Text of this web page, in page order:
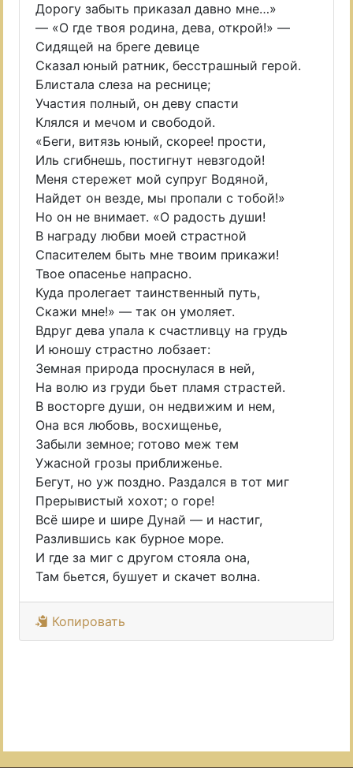
Дорогу забыть приказал давно мне…»
— «О где твоя родина, дева, открой!» —
Сидящей на бреге девице
Сказал юный ратник, бесстрашный герой.
Блистала слеза на реснице;
Участия полный, он деву спасти
Клялся и мечом и свободой.
«Беги, витязь юный, скорее! прости,
Иль сгибнешь, постигнут невзгодой!
Меня стережет мой супруг Водяной,
Найдет он везде, мы пропали с тобой!»
Но он не внимает. «О радость души!
В награду любви моей страстной
Спасителем быть мне твоим прикажи!
Твое опасенье напрасно.
Куда пролегает таинственный путь,
Скажи мне!» — так он умоляет.
Вдруг дева упала к счастливцу на грудь
И юношу страстно лобзает:
Земная природа проснулася в ней,
На волю из груди бьет пламя страстей.
В восторге души, он недвижим и нем,
Она вся любовь, восхищенье,
Забыли земное; готово меж тем
Ужасной грозы приближенье.
Бегут, но уж поздно. Раздался в тот миг
Прерывистый хохот; о горе!
Всё шире и шире Дунай — и настиг,
Разлившись как бурное море.
И где за миг с другом стояла она,
Там бьется, бушует и скачет волна.
Копировать